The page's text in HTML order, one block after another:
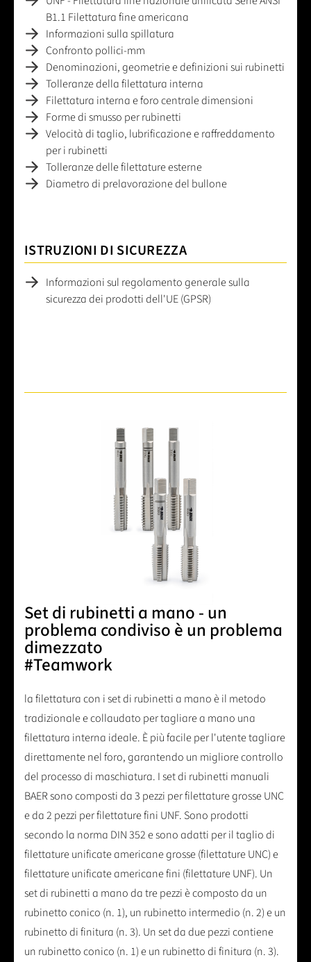
B1.1 Filettatura fine americana
Informazioni sulla spillatura
Confronto pollici-mm
Denominazioni, geometrie e definizioni sui rubinetti
Tolleranze della filettatura interna
Filettatura interna e foro centrale dimensioni
Forme di smusso per rubinetti
Velocità di taglio, lubrificazione e raffreddamento
per i rubinetti
Tolleranze delle filettature esterne
Diametro di prelavorazione del bullone
ISTRUZIONI DI SICUREZZA
Informazioni sul regolamento generale sulla
sicurezza dei prodotti dell'UE (GPSR)
Set di rubinetti a mano - un
problema condiviso è un problema
dimezzato
#Teamwork
la filettatura con i set di rubinetti a mano è il metodo
tradizionale e collaudato per tagliare a mano una
filettatura interna ideale. È più facile per l'utente tagliare
direttamente nel foro, garantendo un migliore controllo
del processo di maschiatura. I set di rubinetti manuali
BAER sono composti da 3 pezzi per filettature grosse UNC
e da 2 pezzi per filettature fini UNF. Sono prodotti
secondo la norma DIN 352 e sono adatti per il taglio di
filettature unificate americane grosse (filettature UNC) e
filettature unificate americane fini (filettature UNF). Un
set di rubinetti a mano da tre pezzi è composto da un
rubinetto conico (n. 1), un rubinetto intermedio (n. 2) e un
rubinetto di finitura (n. 3). Un set da due pezzi contiene
un rubinetto conico (n. 1) e un rubinetto di finitura (n. 3).